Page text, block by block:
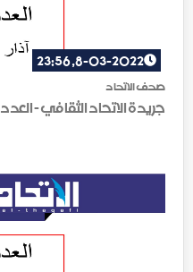
صحف الاتحاد
8-03-2022, 23:56
جريدة الاتحاد الثقافي - العدد 52